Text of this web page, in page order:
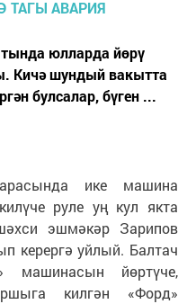
юлларда йөрү
Кичә шундый вакытта
булсалар, бүген ...
ике машина
руле уң кул якта
эшмәкәр Зарипов
керергә уйлый. Балтач
машинасын йөртүче,
килгән «Форд»